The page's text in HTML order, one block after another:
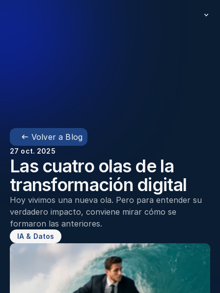
Volver a Blog
27 oct. 2025
Las cuatro olas de la
transformación digital
Hoy vivimos una nueva ola. Pero para entender su
verdadero impacto, conviene mirar cómo se
formaron las anteriores.
IA & Datos